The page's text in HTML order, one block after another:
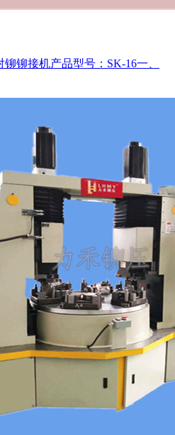
铆接机产品型号：SK-16一、